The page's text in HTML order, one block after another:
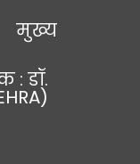
मुख्य
: डॉ.